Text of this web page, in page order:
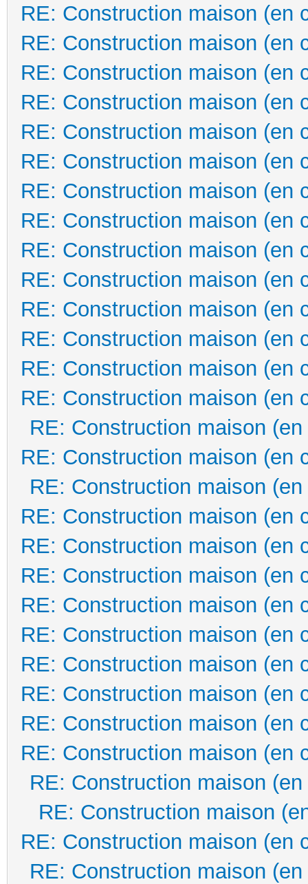
RE: Construction maison (en
RE: Construction maison (en
RE: Construction maison (en
RE: Construction maison (en
RE: Construction maison (en
RE: Construction maison (en
RE: Construction maison (en
RE: Construction maison (en
RE: Construction maison (en
RE: Construction maison (en
RE: Construction maison (en
RE: Construction maison (en
RE: Construction maison (en
RE: Construction maison (en
RE: Construction maison
RE: Construction maison (en
RE: Construction maison
RE: Construction maison (en
RE: Construction maison (en
RE: Construction maison (en
RE: Construction maison (en
RE: Construction maison (en
RE: Construction maison (en
RE: Construction maison (en
RE: Construction maison (en
RE: Construction maison (en
RE: Construction maison
RE: Construction maison
RE: Construction maison (en
RE: Construction maison